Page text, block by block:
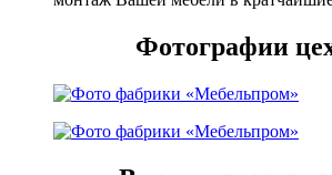
Фотографии